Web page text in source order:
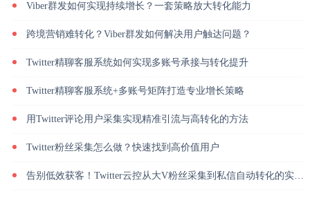
Viber群发如何实现持续增长？一套策略放大转化能力
跨境营销难转化？Viber群发如何解决用户触达问题？
Twitter精聊客服系统如何实现多账号承接与转化提升
Twitter精聊客服系统+多账号矩阵打造专业增长策略
用Twitter评论用户采集实现精准引流与高转化的方法
Twitter粉丝采集怎么做？快速找到高价值用户
告别低效获客！Twitter云控从大V粉丝采集到私信自动转化的实操闭环